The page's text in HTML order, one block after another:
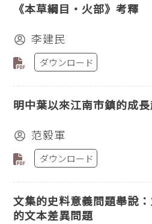
《本草綱目‧火部》考釋
李建民
ダウンロード
明中葉以來江南市鎮的成
范毅軍
ダウンロード
文集的史料意義問題舉說
的文本差異問題